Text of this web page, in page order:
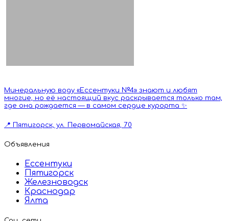
Минеральную воду «Ессентуки №4» знают и любят
многие, но её настоящий вкус раскрывается только там,
где она рождается — в самом сердце курорта ✨
📍 Пятигорск, ул. Первомайская, 70
Объявления
Ессентуки
Пятигорск
Железноводск
Краснодар
Ялта